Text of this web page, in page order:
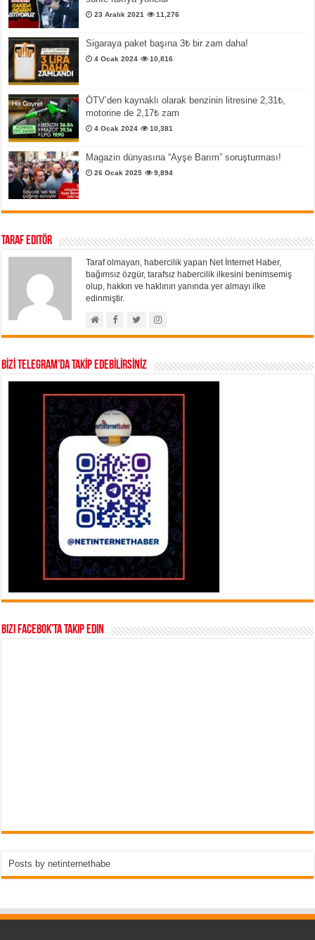
23 Aralık 2021 11,276
Sigaraya paket başına 3₺ bir zam daha!
4 Ocak 2024 10,816
ÖTV’den kaynaklı olarak benzinin litresine 2,31₺,
motorine de 2,17₺ zam
4 Ocak 2024 10,381
Magazin dünyasına “Ayşe Barım” soruşturması!
26 Ocak 2025 9,894
Taraf Editör
Taraf olmayan, habercilik yapan Net İnternet Haber,
bağımsız özgür, tarafsız habercilik ilkesini benimsemiş
olup, hakkın ve haklının yanında yer almayı ilke
edinmiştir.
BİZİ TELEGRAM’DA TAKİP EDEBİLİRSİNİZ
Bizi Facebok’ta takip edin
Posts by netinternethabe